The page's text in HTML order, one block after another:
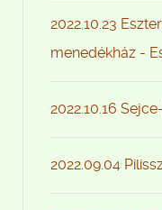
2022.10.23
menedékház -
2022.10.16
2022.09.04